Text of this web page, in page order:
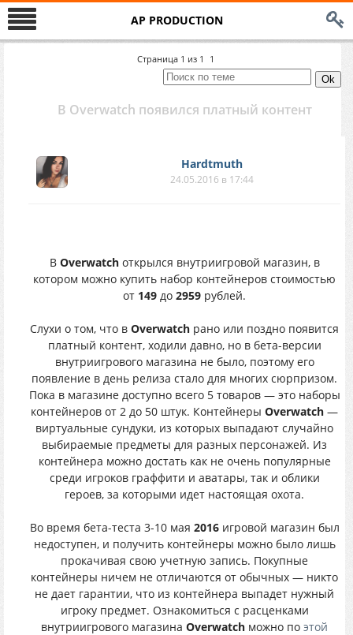
AP PRODUCTION
Страница 1 из 1 1
В Overwatch появился платный контент
Hardtmuth
24.05.2016 в 17:44
В Overwatchоткрылся внутриигровой магазин, в
котором можно купить набор контейнеров стоимостью
от 149 до 2959 рублей.
Слухи о том, что в Overwatch рано или поздно появится
платный контент, ходили давно, но в бета-версии
внутриигрового магазина не было, поэтому его
появление в день релиза стало для многих сюрпризом.
Пока в магазине доступно всего 5 товаров — это наборы
контейнеров от 2 до 50 штук. Контейнеры Overwatch —
виртуальные сундуки, из которых выпадают случайно
выбираемые предметы для разных персонажей. Из
контейнера можно достать как не очень популярные
среди игроков граффити и аватары, так и облики
героев, за которыми идет настоящая охота.
Во время бета-теста 3-10 мая 2016игровой магазин был
недоступен, и получить контейнеры можно было лишь
прокачивая свою учетную запись. Покупные
контейнеры ничем не отличаются от обычных — никто
не дает гарантии, что из контейнера выпадет нужный
игроку предмет. Ознакомиться с расценками
внутриигрового магазина Overwatch можно по этой